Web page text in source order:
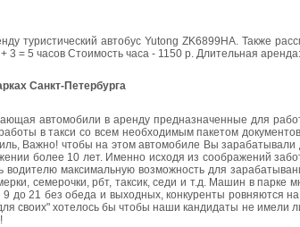
туристический автобус Yutong ZK6899HA. Также
= 5 часов Стоимость часа - 1150 р. Длительная
Санкт-Петербурга
автомобили в аренду предназначенные для
в такси со всем необходимым пакетом
Важно! чтобы на этом автомобиле Вы
более 10 лет. Именно исходя из соображений
водителю максимальную возможность для
семерочки, рбт, таксик, седи и т.д. Машин в
21 без обеда и выходных, конкуренты ровняются
своих" хотелось бы чтобы наши кандидаты не